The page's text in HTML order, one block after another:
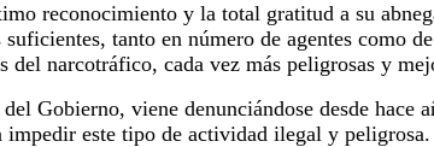
reconocimiento y la total gratitud a su
tanto en número de agentes como
del narcotráfico, cada vez más peligrosas y
Gobierno, viene denunciándose desde hace
impedir este tipo de actividad ilegal y peligrosa.